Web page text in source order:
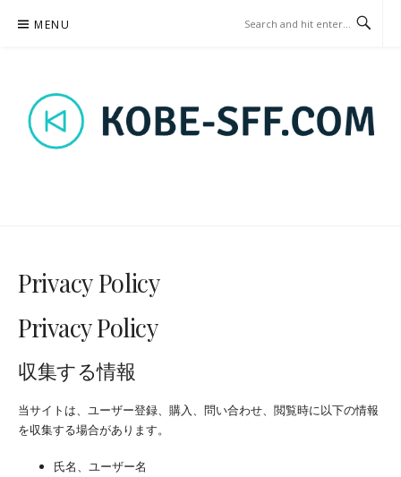
MENU
Privacy Policy
Privacy Policy
収集する情報
当サイトは、ユーザー登録、購入、問い合わせ、閲覧時に以下の情報
を収集する場合があります。
氏名、ユーザー名